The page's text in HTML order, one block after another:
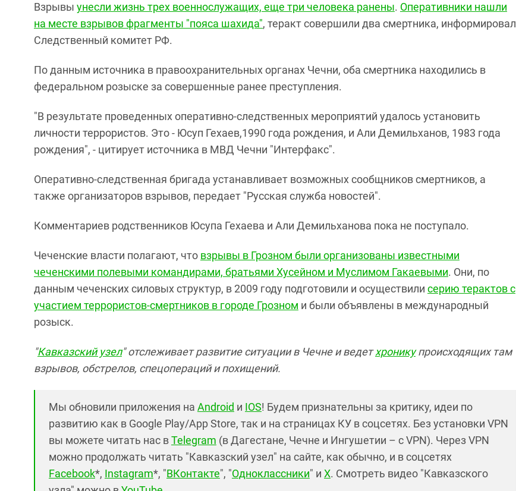
Взрывы унесли жизнь трех военнослужащих, еще три человека ранены. Оперативники нашли
на месте взрывов фрагменты "пояса шахида", теракт совершили два смертника, информировал
Следственный комитет РФ.
По данным источника в правоохранительных органах Чечни, оба смертника находились в
федеральном розыске за совершенные ранее преступления.
"В результате проведенных оперативно-следственных мероприятий удалось установить
личности террористов. Это - Юсуп Гехаев,1990 года рождения, и Али Демильханов, 1983 года
рождения", - цитирует источника в МВД Чечни "Интерфакс".
Оперативно-следственная бригада устанавливает возможных сообщников смертников, а
также организаторов взрывов, передает "Русская служба новостей".
Комментариев родственников Юсупа Гехаева и Али Демильханова пока не поступало.
Чеченские власти полагают, что взрывы в Грозном были организованы известными
чеченскими полевыми командирами, братьями Хусейном и Муслимом Гакаевыми. Они, по
данным чеченских силовых структур, в 2009 году подготовили и осуществили серию терактов с
участием террористов-смертников в городе Грозном и были объявлены в международный
розыск.
"Кавказский узел" отслеживает развитие ситуации в Чечне и ведетхроникупроисходящих там
взрывов, обстрелов, спецопераций и похищений.
Мы обновили приложения на Android и IOS! Будем признательны за критику, идеи по
развитию как в Google Play/App Store, так и на страницах КУ в соцсетях. Без установки VPN
вы можете читать нас вTelegram (в Дагестане, Чечне и Ингушетии – с VPN). Через VPN
можно продолжать читать "Кавказский узел" на сайте, как обычно, и в соцсетях
Facebook*, Instagram*, "ВКонтакте", "Одноклассники" и X. Смотреть видео "Кавказского